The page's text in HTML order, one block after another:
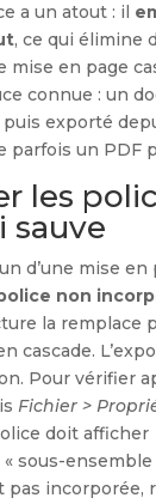
a un atout : il
, ce qui élimine
mise en page
connue : un
exporté
parfois un PDF
les
sauve
d’une mise en
non
la remplace
cascade.
Pour vérifier
Fichier >
doit afficher
« sous-
pas incorporée,